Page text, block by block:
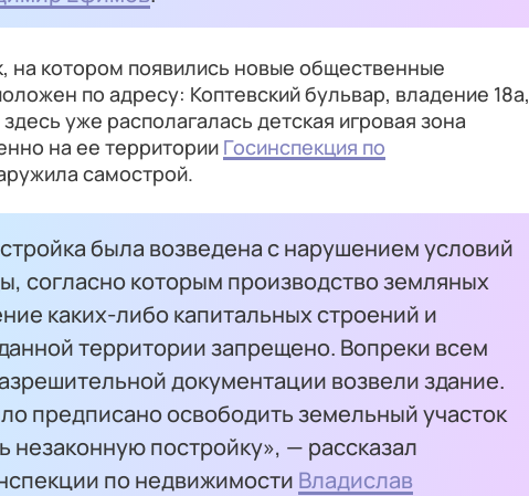
на котором появились новые общественные
по адресу: Коптевский бульвар, владение 18а,
уже располагалась детская игровая зона
на ее территории Госинспекция по
самострой.
была возведена с нарушением условий
согласно которым производство земляных
каких-либо капитальных строений и
территории запрещено. Вопреки всем
документации возвели здание.
предписано освободить земельный участок
незаконную постройку», — рассказал
по недвижимости Владислав